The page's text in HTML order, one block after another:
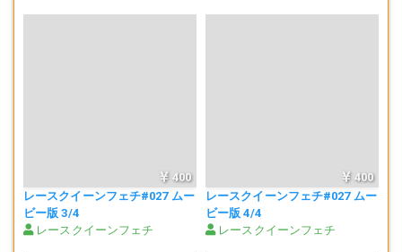
400
レースクイーンフェチ#027 ムー
ビー版 3/4
レースクイーンフェチ
400
レースクイーンフェチ#027 ムー
ビー版 4/4
レースクイーンフェチ